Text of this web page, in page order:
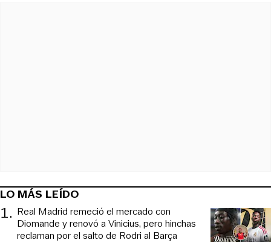
LO MÁS LEÍDO
1. Real Madrid remeció el mercado con
Diomande y renovó a Vinicius, pero hinchas
reclaman por el salto de Rodri al Barça